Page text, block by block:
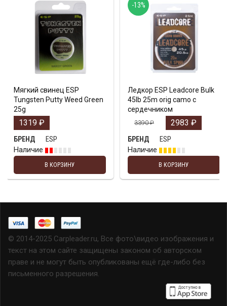
Мягкий свинец ESP
Tungsten Putty Weed Green
25g
1319 ₽
БРЕНД
ESP
Наличие
В КОРЗИНУ
Ледкор ESP Leadcore Bulk
45lb 25m orig camo с
сердечником
3390₽ 2983 ₽
БРЕНД
ESP
Наличие
В КОРЗИНУ
-13%
© 2014-2025 Carpleader.ru, Все фото\видео изображения и
текст на этом сайте защищены законом об авторском
праве и не могут быть опубликованы ещё где-либо без
письменного разрешения.